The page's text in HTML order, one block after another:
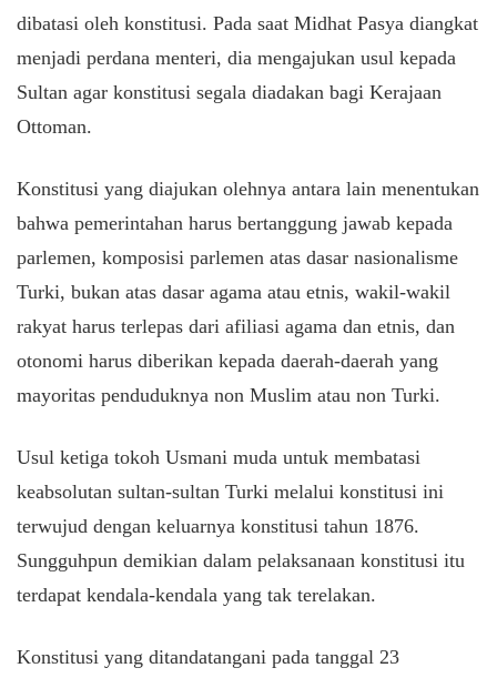
dibatasi oleh konstitusi. Pada saat Midhat Pasya diangkat
menjadi perdana menteri, dia mengajukan usul kepada
Sultan agar konstitusi segala diadakan bagi Kerajaan
Ottoman.
Konstitusi yang diajukan olehnya antara lain menentukan
bahwa pemerintahan harus bertanggung jawab kepada
parlemen, komposisi parlemen atas dasar nasionalisme
Turki, bukan atas dasar agama atau etnis, wakil-wakil
rakyat harus terlepas dari afiliasi agama dan etnis, dan
otonomi harus diberikan kepada daerah-daerah yang
mayoritas penduduknya non Muslim atau non Turki.
Usul ketiga tokoh Usmani muda untuk membatasi
keabsolutan sultan-sultan Turki melalui konstitusi ini
terwujud dengan keluarnya konstitusi tahun 1876.
Sungguhpun demikian dalam pelaksanaan konstitusi itu
terdapat kendala-kendala yang tak terelakan.
Konstitusi yang ditandatangani pada tanggal 23